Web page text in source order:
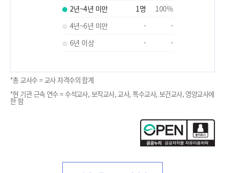
2년~4년 미만
1명 100%
4년~6년 미만
-
-
6년 이상
- -
*총 교사수 = 교사 자격수의 합계
*현 기관 근속 연수 = 수석교사, 보직교사, 교사, 특수교사, 보건교사, 영양교사에
한 함